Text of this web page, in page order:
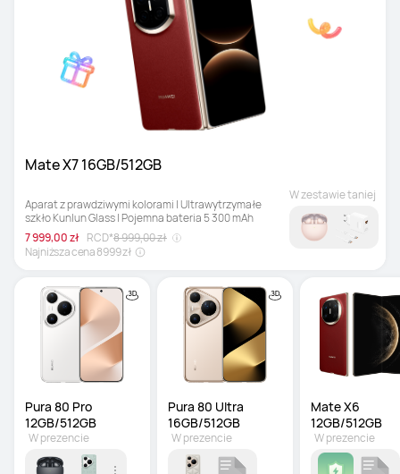
Mate X7 16GB/512GB
Aparat z prawdziwymi kolorami | Ultrawytrzymałe
szkło Kunlun Glass | Pojemna bateria 5 300 mAh
7 999,00 zł RCD*8 999,00 zł
Najniższa cena 8999 zł
W zestawie taniej
Pura 80 Pro
12GB/512GB
W prezencie
Pura 80 Ultra
16GB/512GB
W prezencie
Mate X6
12GB/512GB
W prezencie